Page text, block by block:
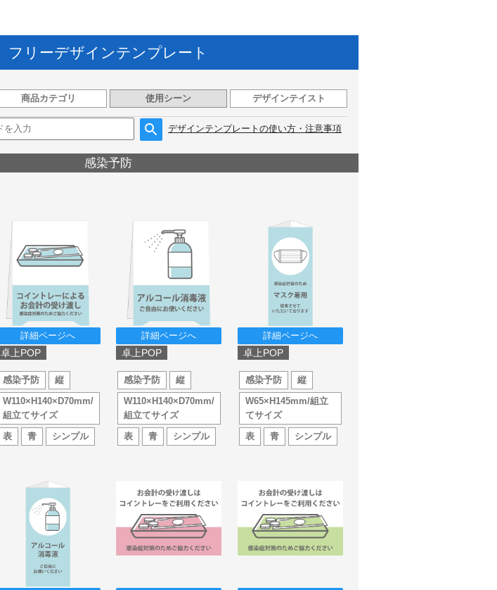
フリーデザインテンプレート
商品カテゴリ 使用シーン デザインテイスト
デザインテンプレートの使い方・注意事項
感染予防
詳細ページへ
卓上POP
感染予防
縦
W110×H140×D70mm/
組立てサイズ
表
青 シンプル
詳細ページへ
卓上POP
感染予防
縦
W110×H140×D70mm/
組立てサイズ
表
青 シンプル
詳細ページへ
卓上POP
感染予防
縦
W65×H145mm/組立
てサイズ
表
青 シンプル